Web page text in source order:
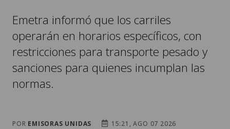
Emetra informó que los carriles
operarán en horarios específicos, con
restricciones para transporte pesado y
sanciones para quienes incumplan las
normas.
POR EMISORAS UNIDAS
15:21, AGO 07 2026